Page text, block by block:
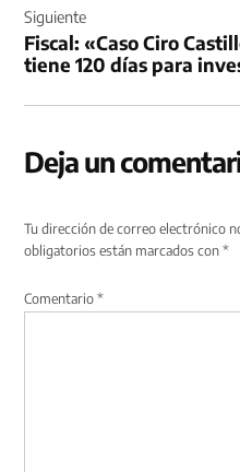
Siguiente
Fiscal: «Caso Ciro
tiene 120 días para
Deja un
Tu dirección de correo electrónico
obligatorios están marcados con*
Comentario*